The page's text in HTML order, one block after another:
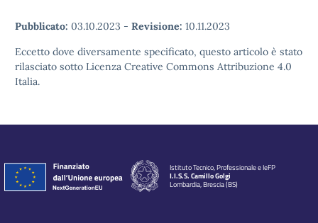
Pubblicato: 03.10.2023 - Revisione: 10.11.2023
Eccetto dove diversamente specificato, questo articolo è stato
rilasciato sotto Licenza Creative Commons Attribuzione 4.0
Italia.
Istituto Tecnico, Professionale e IeFP
I.I.S.S. Camillo Golgi
Lombardia, Brescia (BS)